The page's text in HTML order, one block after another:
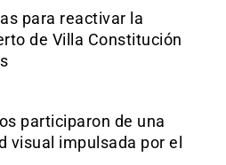
para reactivar la
de Villa Constitución
participaron de una
visual impulsada por el